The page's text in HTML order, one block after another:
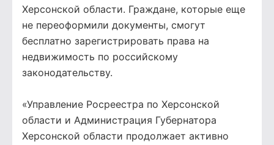
Херсонской области. Граждане, которые еще
не переоформили документы, смогут
бесплатно зарегистрировать права на
недвижимость по российскому
законодательству.
«Управление Росреестра по Херсонской
области и Администрация Губернатора
Херсонской области продолжает активно